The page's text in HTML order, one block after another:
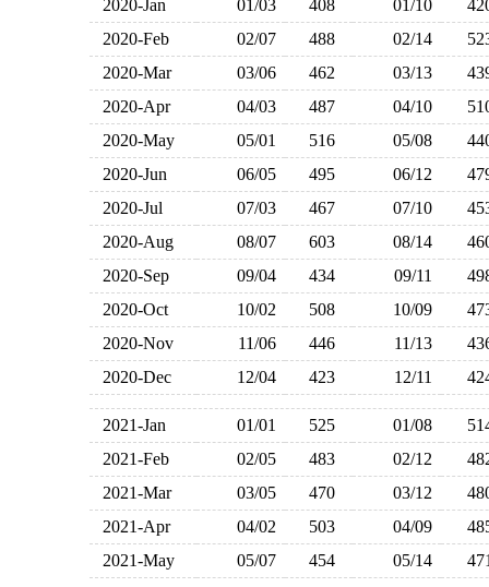
2020-Jan 01/03 408 01/10
2020-Feb
02/07 488 02/14
2020-Mar
03/06 462 03/13
2020-Apr
04/03 487 04/10
2020-May
05/01 516 05/08
2020-Jun
06/05 495 06/12
2020-Jul
07/03 467 07/10
2020-Aug
08/07 603 08/14
2020-Sep
09/04 434 09/11
2020-Oct
10/02 508 10/09
2020-Nov
11/06 446 11/13
2020-Dec
12/04 423 12/11
2021-Jan 01/01 525 01/08
2021-Feb
02/05 483 02/12
2021-Mar
03/05 470 03/12
2021-Apr
04/02 503 04/09
2021-May
05/07 454 05/14